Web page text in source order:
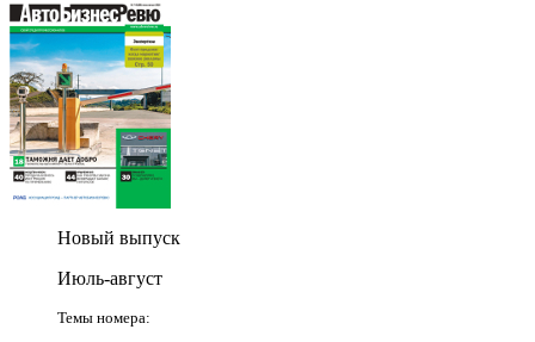
Новый выпуск
Июль-август
Темы номера: